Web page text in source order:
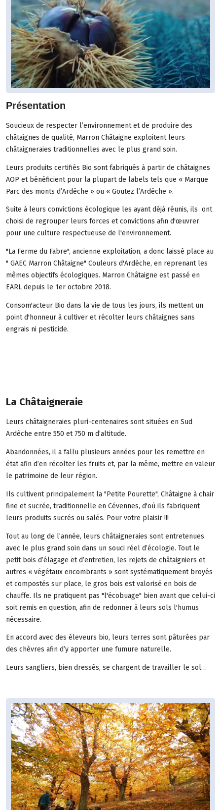
Présentation
Soucieux de respecter l’environnement et de produire des
châtaignes de qualité, Marron Châtaigne exploitent leurs
châtaigneraies traditionnelles avec le plus grand soin.
Leurs produits certifiés Bio sont fabriqués à partir de châtaignes
AOP et bénéficient pour la plupart de labels tels que « Marque
Parc des monts d’Ardèche » ou « Goutez l’Ardèche ».
Suite à leurs convictions écologique les ayant déjà réunis, ils ont
choisi de regrouper leurs forces et convictions afin d'œuvrer
pour une culture respectueuse de l'environnement.
"La Ferme du Fabre", ancienne exploitation, a donc laissé place au
" GAEC Marron Châtaigne" Couleurs d'Ardèche, en reprenant les
mêmes objectifs écologiques. Marron Châtaigne est passé en
EARL depuis le 1er octobre 2018.
Consom'acteur Bio dans la vie de tous les jours, ils mettent un
point d'honneur à cultiver et récolter leurs châtaignes sans
engrais ni pesticide.
La Châtaigneraie
Leurs châtaigneraies pluri-centenaires sont situées en Sud
Ardèche entre 550 et 750 m d’altitude.
Abandonnées, il a fallu plusieurs années pour les remettre en
état afin d’en récolter les fruits et, par la même, mettre en valeur
le patrimoine de leur région.
Ils cultivent principalement la "Petite Pourette", Châtaigne à chair
fine et sucrée, traditionnelle en Cévennes, d'où ils fabriquent
leurs produits sucrés ou salés. Pour votre plaisir !!!
Tout au long de l’année, leurs châtaigneraies sont entretenues
avec le plus grand soin dans un souci réel d’écologie. Tout le
petit bois d’élagage et d’entretien, les rejets de châtaigniers et
autres « végétaux encombrants » sont systématiquement broyés
et compostés sur place, le gros bois est valorisé en bois de
chauffe. Ils ne pratiquent pas "l'écobuage" bien avant que celui-ci
soit remis en question, afin de redonner à leurs sols l'humus
nécessaire.
En accord avec des éleveurs bio, leurs terres sont pâturées par
des chèvres afin d’y apporter une fumure naturelle.
Leurs sangliers, bien dressés, se chargent de travailler le sol…